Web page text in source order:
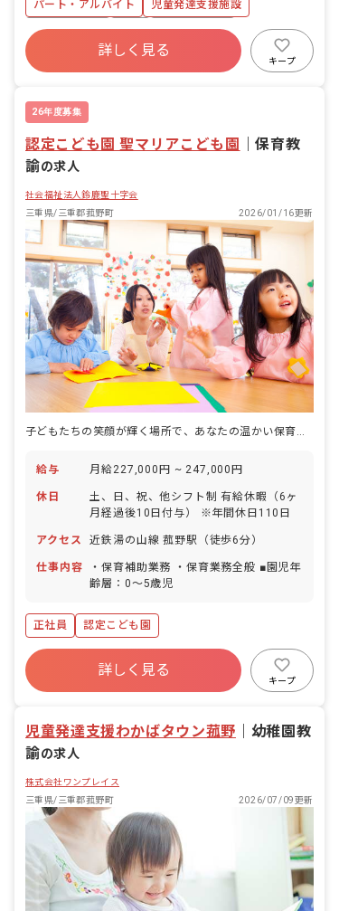
もたちの自立をサポートするお仕事で
す。
パート・アルバイト
児童発達支援施設
社会保険完備
有給
昇給昇進あり
駅近5分以内
詳しく見る
キープ
26年度募集
認定こども園 聖マリアこども園 ｜保育教
諭の求人
社会福祉法人鈴鹿聖十字会
三重県/三重郡菰野町
2026/01/16更新
子どもたちの笑顔が輝く場所で、あなたの温かい保育を届けませんか？
給与 月給227,000円 ~ 247,000円
休日
土、日、祝、他シフト制 有給休暇（6ヶ
月経過後10日付与） ※年間休日110日
アクセス 近鉄湯の山線 菰野駅（徒歩6分）
仕事内容
・保育補助業務 ・保育業務全般 ■園児年
齢層：0～5歳児
正社員 認定こども園
詳しく見る
キープ
児童発達支援わかばタウン菰野
幼稚園教
諭の求人
株式会社ワンプレイス
三重県/三重郡菰野町
2026/07/09更新